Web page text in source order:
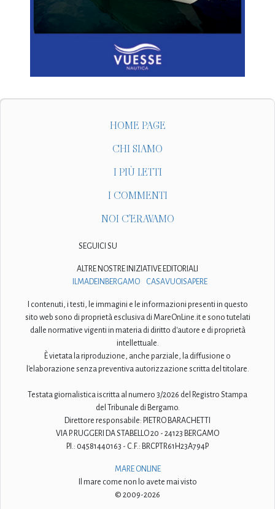
HOME PAGE
CHI SIAMO
I PIÙ LETTI
I COMMENTI
NOI C'ERAVAMO
SEGUICI SU
ALTRE NOSTRE INIZIATIVE EDITORIALI
ILMADEINBERGAMO
CASAVUOISAPERE
I contenuti, i testi, le immagini e le informazioni presenti in questo
sito web sono di proprietà esclusiva di MareOnLine.it e sono tutelati
dalle normative vigenti in materia di diritto d'autore e di proprietà
intellettuale.
È vietata la riproduzione, anche parziale, la diffusione o
l'elaborazione senza preventiva autorizzazione scritta del titolare.
Testata giornalistica iscritta al numero 3/2026 del Registro Stampa
del Tribunale di Bergamo.
Direttore responsabile: PIETRO BARACHETTI
VIA P. RUGGERI DA STABELLO 20 - 24123 BERGAMO
P.I.: 04581440163 - C.F.: BRCPTR61H23A794P
MARE ONLINE
Il mare come non lo avete mai visto
© 2009-2026